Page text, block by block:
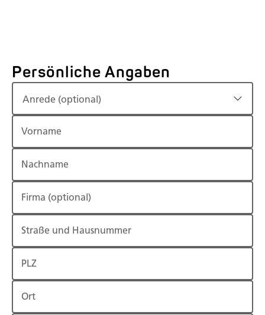
Persönliche Angaben
Anrede (optional)
Vorname
Nachname
Firma (optional)
Straße und Hausnummer
PLZ
Ort